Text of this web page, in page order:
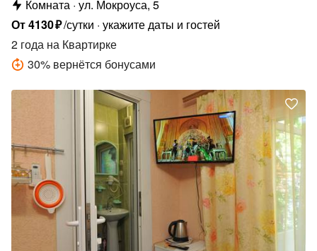
Комната ул. Мокроуса, 5
От4130₽/сутки укажите даты и гостей
2 года на Квартирке
30% вернётся бонусами